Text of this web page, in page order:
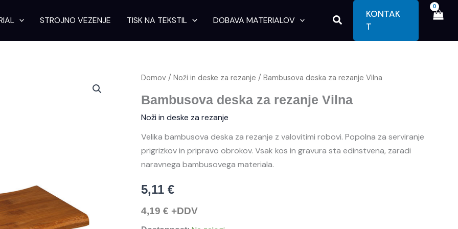
STROJNO VEZENJE TISK NA TEKSTIL DOBAVA MATERIALOV Search
KONTAK
T
Domov /Noži in deske za rezanje / Bambusova deska za rezanje Vilna
Bambusova deska za rezanje Vilna
Noži in deske za rezanje
Velika bambusova deska za rezanje z valovitimi robovi. Popolna za serviranje
prigrizkov in pripravo obrokov. Vsak kos in gravura sta edinstvena, zaradi
naravnega bambusovega materiala.
5,11€
4,19€ +DDV
Bambusova
za
rezanje
Vilna